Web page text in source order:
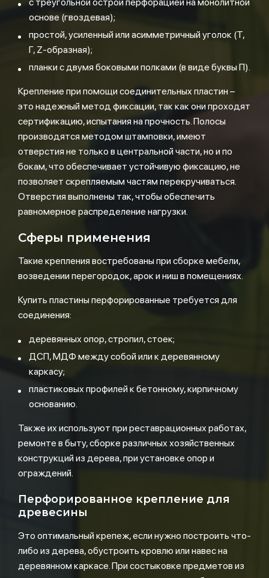
основе (гвоздевая);
простой, усиленный или асимметричный уголок (T,
Г, Z-образная);
планки с двумя боковыми полками (в виде буквы П).
Крепление при помощи соединительных пластин –
это надежный метод фиксации, так как они проходят
сертификацию, испытания на прочность. Полосы
производятся методом штамповки, имеют
отверстия не только в центральной части, но и по
бокам, что обеспечивает устойчивую фиксацию, не
позволяет скрепляемым частям перекручиваться.
Отверстия выполнены так, чтобы обеспечить
равномерное распределение нагрузки.
Сферы применения
Такие крепления востребованы при сборке мебели,
возведении перегородок, арок и ниш в помещениях.
Купить пластины перфорированные требуется для
соединения:
деревянных опор, стропил, стоек;
ДСП, МДФ между собой или к деревянному
каркасу;
пластиковых профилей к бетонному, кирпичному
основанию.
Также их используют при реставрационных работах,
ремонте в быту, сборке различных хозяйственных
конструкций из дерева, при установке опор и
ограждений.
Перфорированное крепление для
древесины
Это оптимальный крепеж, если нужно построить что-
либо из дерева, обустроить кровлю или навес на
деревянном каркасе. При состыковке предметов из